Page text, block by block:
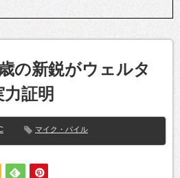
の新鋭がウェルタ
証明
マイク・パイル